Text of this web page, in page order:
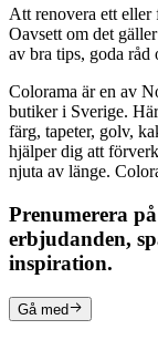
Att renovera ett eller
Oavsett om det
av bra tips, goda
Colorama är en av
butiker i Sverige.
färg, tapeter, golv,
hjälper dig att
njuta av länge.
Prenumerera
erbjudanden,
inspiration.
Gå med